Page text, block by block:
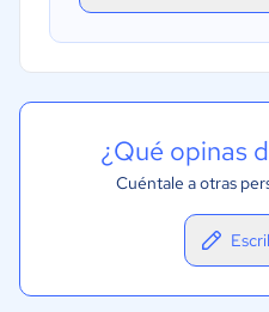
¿Qué opinas
Cuéntale a otras